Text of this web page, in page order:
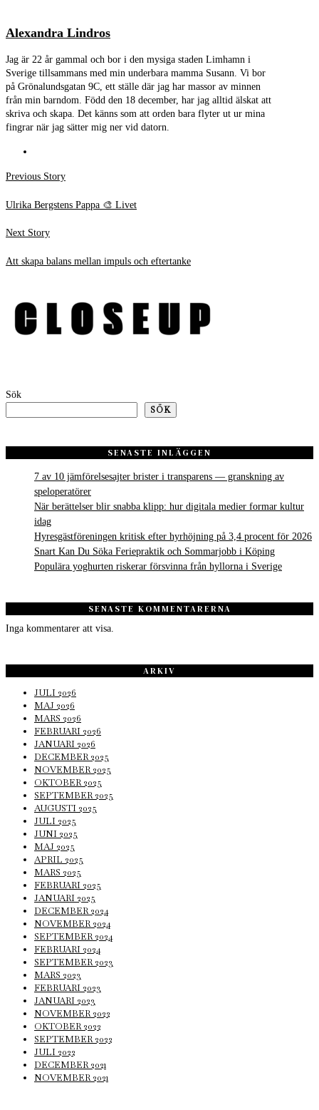
Alexandra Lindros
Jag är 22 år gammal och bor i den mysiga staden Limhamn i
Sverige tillsammans med min underbara mamma Susann. Vi bor
på Grönalundsgatan 9C, ett ställe där jag har massor av minnen
från min barndom. Född den 18 december, har jag alltid älskat att
skriva och skapa. Det känns som att orden bara flyter ut ur mina
fingrar när jag sätter mig ner vid datorn.
Inläggsnavigering
Previous StoryPrevious
Ulrika Bergstens Pappa 🎨 Livet
Next StoryNext
Att skapa balans mellan impuls och eftertanke
Sök
SÖK
SENASTE INLÄGGEN
7 av 10 jämförelsesajter brister i transparens — granskning av
speloperatörer
När berättelser blir snabba klipp: hur digitala medier formar kultur
idag
Hyresgästföreningen kritisk efter hyrhöjning på 3,4 procent för 2026
Snart Kan Du Söka Feriepraktik och Sommarjobb i Köping
Populära yoghurten riskerar försvinna från hyllorna i Sverige
SENASTE KOMMENTARERNA
Inga kommentarer att visa.
ARKIV
JULI 2026
MAJ 2026
MARS 2026
FEBRUARI 2026
JANUARI 2026
DECEMBER 2025
NOVEMBER 2025
OKTOBER 2025
SEPTEMBER 2025
AUGUSTI 2025
JULI 2025
JUNI 2025
MAJ 2025
APRIL 2025
MARS 2025
FEBRUARI 2025
JANUARI 2025
DECEMBER 2024
NOVEMBER 2024
SEPTEMBER 2024
FEBRUARI 2024
SEPTEMBER 2023
MARS 2023
FEBRUARI 2023
JANUARI 2023
NOVEMBER 2022
OKTOBER 2022
SEPTEMBER 2022
JULI 2022
DECEMBER 2021
NOVEMBER 2021